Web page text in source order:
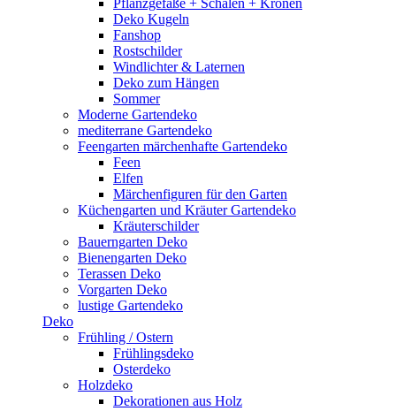
Pflanzgefäße + Schalen + Kronen
Deko Kugeln
Fanshop
Rostschilder
Windlichter & Laternen
Deko zum Hängen
Sommer
Moderne Gartendeko
mediterrane Gartendeko
Feengarten märchenhafte Gartendeko
Feen
Elfen
Märchenfiguren für den Garten
Küchengarten und Kräuter Gartendeko
Kräuterschilder
Bauerngarten Deko
Bienengarten Deko
Terassen Deko
Vorgarten Deko
lustige Gartendeko
Deko
Frühling / Ostern
Frühlingsdeko
Osterdeko
Holzdeko
Dekorationen aus Holz